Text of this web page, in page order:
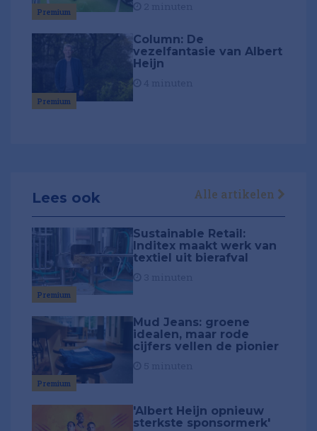
Premium
Premium
Column: De
vezelfantasie van Albert
Heijn
Lees ook Alle artikelen
Premium
Sustainable Retail:
Inditex maakt werk van
textiel uit bierafval
Premium
Mud Jeans: groene
idealen, maar rode
cijfers vellen de pionier
'Albert Heijn opnieuw
sterkste sponsormerk'